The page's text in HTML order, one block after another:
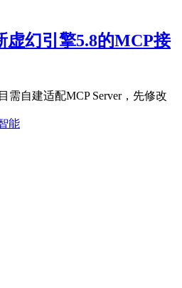
虚幻引擎5.8的MCP接
需自建适配MCP Server，先修改
能